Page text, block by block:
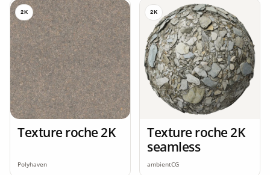
2K
Texture roche 2K
Polyhaven
2K
Texture roche 2K
seamless
ambientCG